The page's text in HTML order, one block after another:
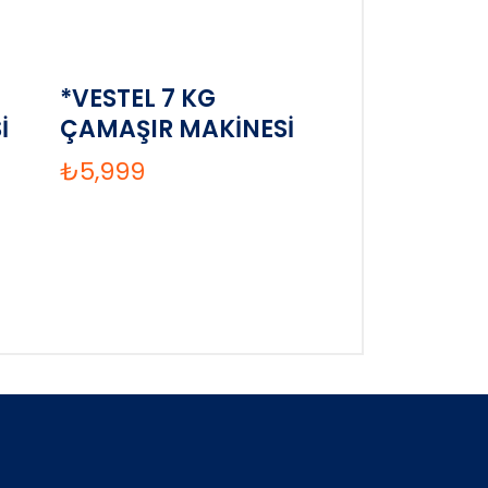
*VESTEL 7 KG
ÇAMAŞIR MAKİNESİ
₺5,999